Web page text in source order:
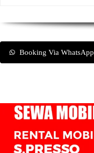
Booking Via WhatsApp